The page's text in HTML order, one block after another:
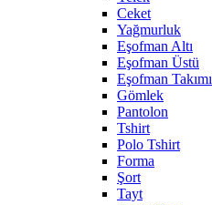
Ceket
Yağmurluk
Eşofman Altı
Eşofman Üstü
Eşofman Takımı
Gömlek
Pantolon
Tshirt
Polo Tshirt
Forma
Şort
Tayt